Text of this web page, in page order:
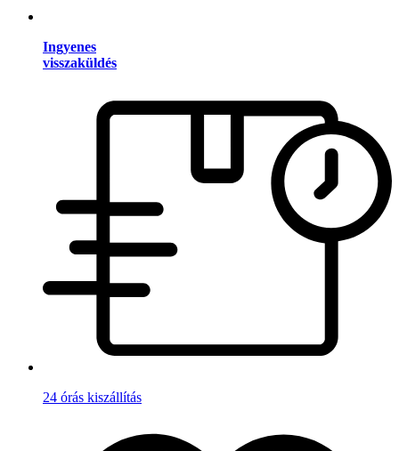
Ingyenes
visszaküldés
24 órás kiszállítás